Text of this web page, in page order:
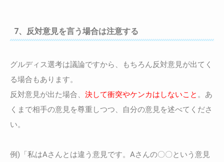
7、反対意見を言う場合は注意する
グルディス選考は議論ですから、もちろん反対意見が出てく
る場合もあります。
反対意見が出た場合、 決して衝突やケンカはしないこと 。あ
くまで相手の意見を尊重しつつ、自分の意見を述べてくださ
い。
例)「私はAさんとは違う意見です。Aさんの〇〇という意見